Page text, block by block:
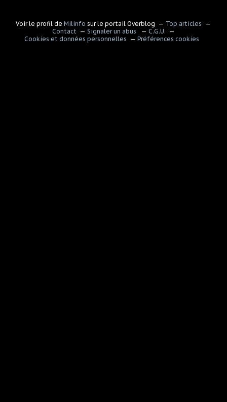
Voir le profil deMilinfo sur le portail Overblog
Top articles
Contact
Signaler un abus
C.G.U.
Cookies et données personnelles
Préférences cookies